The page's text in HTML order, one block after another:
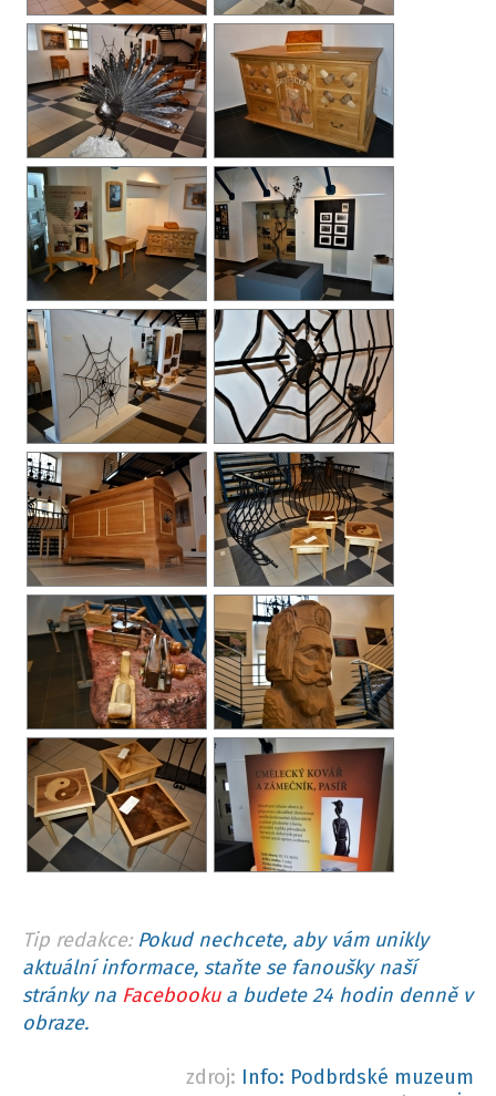
Tip redakce: Pokud nechcete, aby vám unikly
aktuální informace, staňte se fanoušky naší
stránky na Facebookua budete 24 hodin denně v
obraze.
zdroj: Info: Podbrdské muzeum